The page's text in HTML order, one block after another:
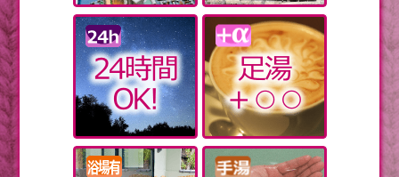
真冬の飲みもの。温まりたいならこれNG
乾燥肌でかゆいなら、まずは下着を見直す
韓国人の教条主義
【皇室】テロリストが襲いかかろうとしたそのとき、
美智子皇后のとっさの行動とは？